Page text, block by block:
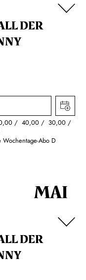
DER
40,00 30,00
Wochentage-Abo D
MAI
DER